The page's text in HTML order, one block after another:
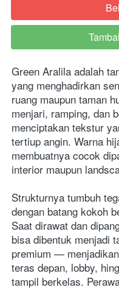
`
`
Green Aralila adalah
yang menghadirkan
ruang maupun taman
menjari, ramping, dan
menciptakan tekstur
tertiup angin. Warna
membuatnya cocok
interior maupun
Strukturnya tumbuh
dengan batang kokoh
Saat dirawat dan
bisa dibentuk menjadi
premium —
teras depan, lobby,
tampil berkelas.